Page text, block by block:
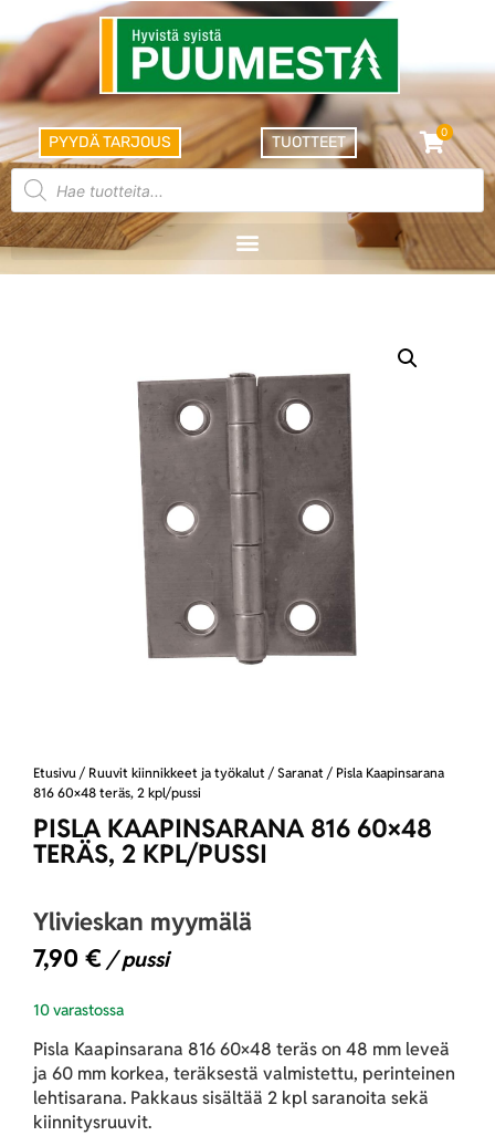
PYYDÄ TARJOUS TUOTTEET
0
Etusivu / Ruuvit kiinnikkeet ja työkalut / Saranat / Pisla Kaapinsarana
816 60×48 teräs, 2 kpl/pussi
PISLA KAAPINSARANA 816 60×48
TERÄS, 2 KPL/PUSSI
Ylivieskan myymälä
7,90 € / pussi
10 varastossa
Pisla Kaapinsarana 816 60×48 teräs on 48 mm leveä
ja 60 mm korkea, teräksestä valmistettu, perinteinen
lehtisarana. Pakkaus sisältää 2 kpl saranoita sekä
kiinnitysruuvit.